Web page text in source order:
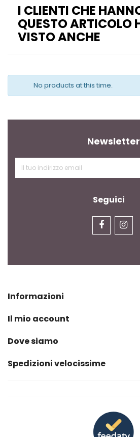
I CLIENTI CHE
QUESTO ARTICOLO
VISTO ANCHE
No products at this time.
Newsletter
Seguici
Informazioni
Il mio account
Dove siamo
Spedizioni velocissime